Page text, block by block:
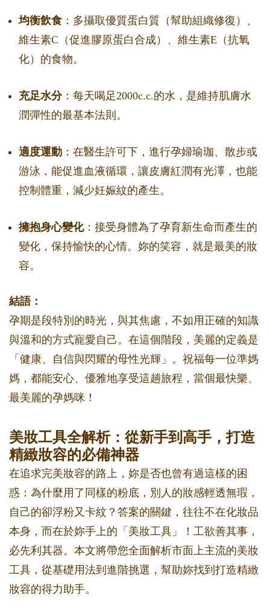
均衡飲食 ：多攝取優質蛋白質（幫助組織修復）、
維生素C（促進膠原蛋白合成）、維生素E（抗氧
化）的食物。
充足水分：每天喝足2000c.c.的水，是維持肌膚水
潤彈性的最基本法則。
適度運動 ：在醫生許可下，進行孕婦瑜珈、散步或
游泳，能促進血液循環，讓皮膚紅潤有光澤，也能
控制體重，減少妊娠紋的產生。
擁抱身心變化：接受身體為了孕育新生命而產生的
變化，保持愉快的心情。妳的笑容，就是最美的妝
容。
結語：
孕期是段特別的時光，與其焦慮，不如用正確的知識
與溫和的方式寵愛自己。在這個階段，美麗的定義是
「健康、自信與閃耀的母性光輝」。祝福每一位準媽
媽，都能安心、優雅地享受這趟旅程，當個最快樂、
最美麗的孕媽咪！
美妝工具全解析：從新手到高手，打造
精緻妝容的必備神器
在追求完美妝容的路上，妳是否也曾有過這樣的困
惑：為什麼用了同樣的粉底，別人的妝感輕透無瑕，
自己的卻浮粉又卡紋？答案的關鍵，往往不在化妝品
本身，而在於妳手上的「美妝工具」！工欲善其事，
必先利其器。本文將帶您全面解析市面上主流的美妝
工具，從基礎用法到進階挑選，幫助妳找到打造精緻
妝容的得力助手。